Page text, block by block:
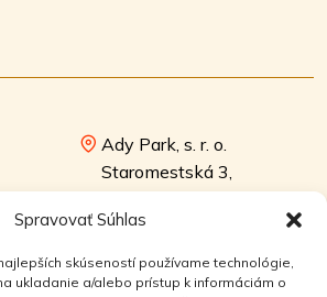
Spravovať Súhlas
skúseností používame technológie,
ukladanie a/alebo prístup k informáciám o
Ady Park, s. r. o.
Staromestská 3,
811 03 Bratislava
Obchodnom registri